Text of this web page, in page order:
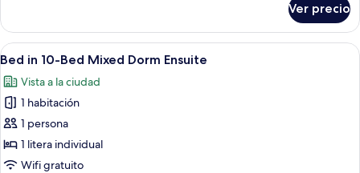
Bed
Private
Room
Ver precio
Abrir
todas
las
fotos
de
Bed
in
Un dormitorio con literas, una
6
Bed in 10-Bed Mixed Dorm Ensuite
Vista a la ciudad
1 habitación
1 persona
1 litera individual
Wifi gratuito